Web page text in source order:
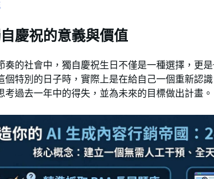
慶祝的意義與價值
奏的社會中，獨自慶祝生日不僅是一種選擇，更
個特別的日子時，實際上是在給自己一個重新認
考過去一年中的得失，並為未來的目標做出計畫。